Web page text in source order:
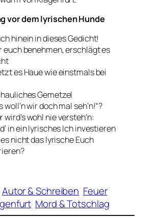
vor dem lyrischen Hunde
hinein in dieses Gedicht!
euch benehmen, erschlägt es
es Haue wie einstmals bei
Gemetzel
woll’n wir doch mal seh’n!“?
wird’s wohl nie versteh’n:
in ein lyrisches Ich investieren
nicht das lyrische Euch
Autor & Schreiben Feuer
Mord & Totschlag